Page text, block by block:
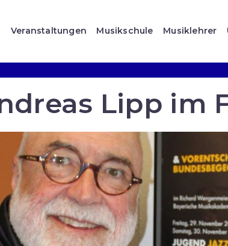
Veranstaltungen Musikschule Musiklehrer
Lipp im